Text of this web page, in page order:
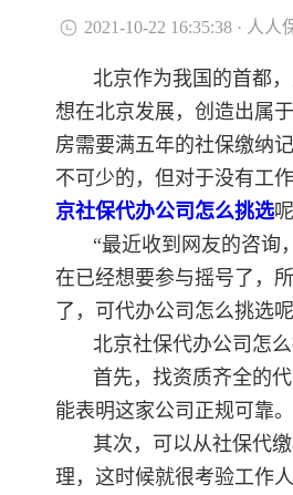
2021-10-22 16:35:38 · 人人
北京作为我国的首都
想在北京发展，创造出属
房需要满五年的社保缴纳
不可少的，但对于没有工
京社保代办公司怎么挑选
“最近收到网友的咨询
在已经想要参与摇号了，
了，可代办公司怎么挑选
北京社保代办公司怎
首先，找资质齐全的
能表明这家公司正规可靠。
其次，可以从社保代
理，这时候就很考验工作人